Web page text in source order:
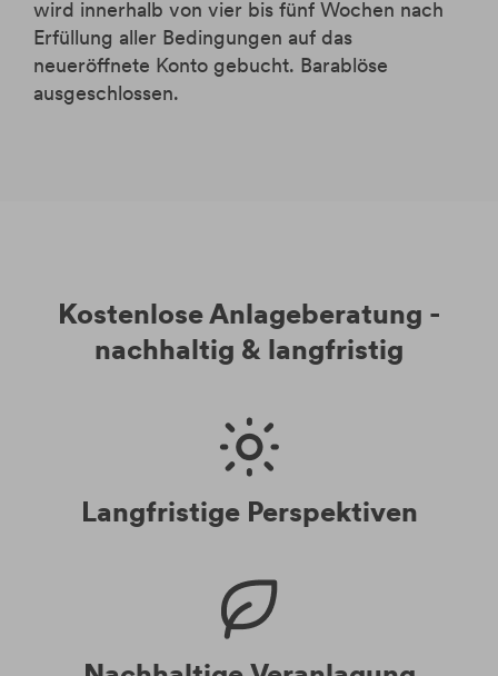
wird innerhalb von vier bis fünf Wochen nach
Erfüllung aller Bedingungen auf das
neueröffnete Konto gebucht. Barablöse
ausgeschlossen.
Kostenlose Anlageberatung -
nachhaltig & langfristig
Langfristige Perspektiven